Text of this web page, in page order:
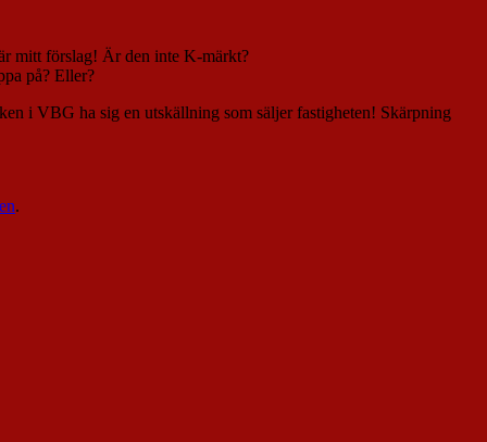
mitt förslag! Är den inte K-märkt?
på? Eller?
i VBG ha sig en utskällning som säljer fastigheten! Skärpning
.